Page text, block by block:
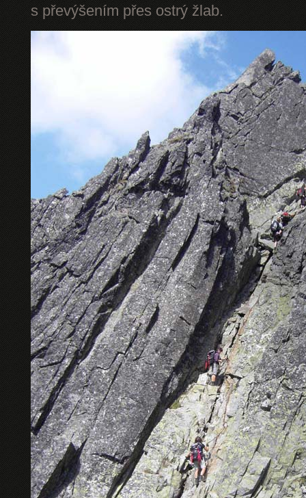
s převýšením přes ostrý žlab.